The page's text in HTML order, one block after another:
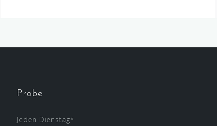
Probe
Jeden Dienstag*